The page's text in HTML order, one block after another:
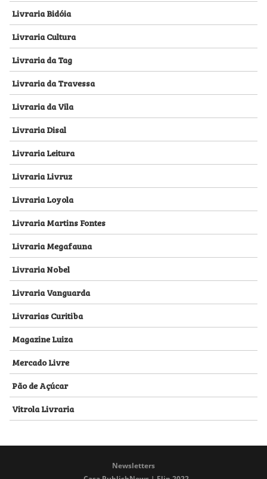
Livraria Bidóia
Livraria Cultura
Livraria da Tag
Livraria da Travessa
Livraria da Vila
Livraria Disal
Livraria Leitura
Livraria Livruz
Livraria Loyola
Livraria Martins Fontes
Livraria Megafauna
Livraria Nobel
Livraria Vanguarda
Livrarias Curitiba
Magazine Luiza
Mercado Livre
Pão de Açúcar
Vitrola Livraria
Newsletters